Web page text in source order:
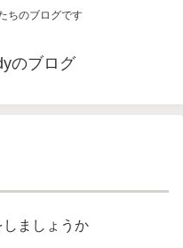
ちのブログです
のブログ
しましょうか